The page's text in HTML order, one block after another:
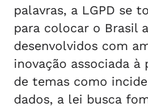
palavras, a LGPD se
para colocar o Brasil
desenvolvidos com
inovação associada à
de temas como
dados, a lei busca